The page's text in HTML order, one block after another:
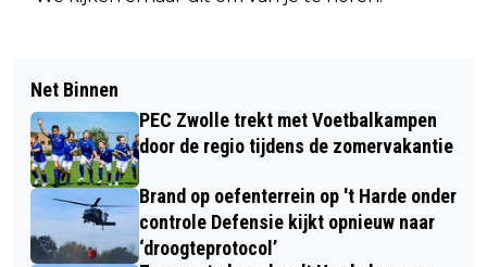
Net Binnen
PEC Zwolle trekt met Voetbalkampen
door de regio tijdens de zomervakantie
Brand op oefenterrein op 't Harde onder
controle Defensie kijkt opnieuw naar
‘droogteprotocol’